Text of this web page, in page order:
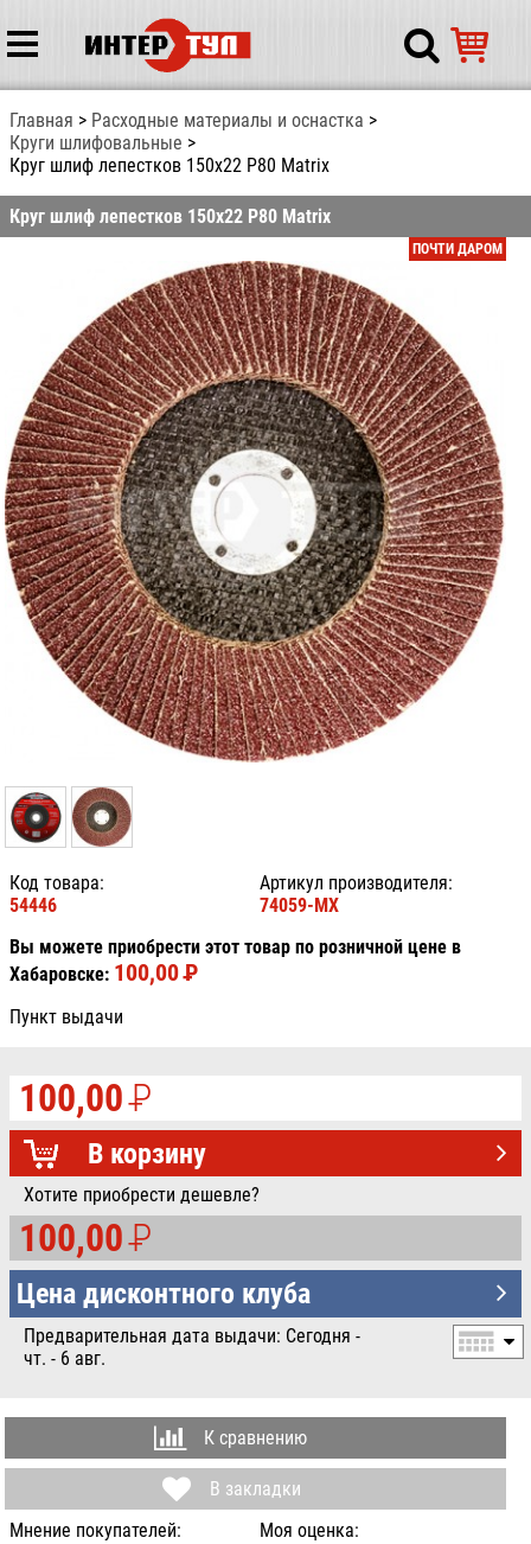
Главная
Расходные материалы и оснастка
Круги шлифовальные
Круг шлиф лепестков 150х22 Р80 Matrix
Круг шлиф лепестков 150х22 Р80 Matrix
ПОЧТИ ДАРОМ
Код товара:
54446
Артикул производителя:
74059-MX
Вы можете приобрести этот товар по розничной цене в
Хабаровске: 100,00PУБ.
Пункт выдачи
100,00P
УБ.
В корзину
Хотите приобрести дешевле?
100,00P
УБ.
Цена дисконтного клуба
Предварительная дата выдачи: Сегодня -
чт. - 6 авг.
К сравнению
В закладки
Мнение покупателей:
Моя оценка: